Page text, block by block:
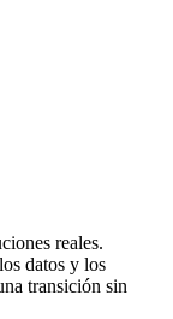
reales.
datos y los
transición sin